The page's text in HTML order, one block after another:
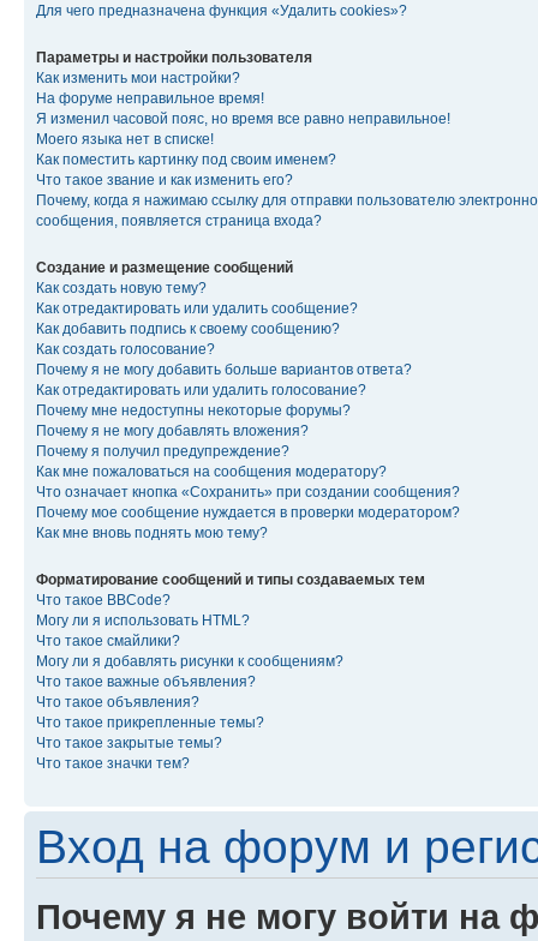
Для чего предназначена функция «Удалить cookies»?
Параметры и настройки пользователя
Как изменить мои настройки?
На форуме неправильное время!
Я изменил часовой пояс, но время все равно неправильное!
Моего языка нет в списке!
Как поместить картинку под своим именем?
Что такое звание и как изменить его?
Почему, когда я нажимаю ссылку для отправки пользователю
сообщения, появляется страница входа?
Создание и размещение сообщений
Как создать новую тему?
Как отредактировать или удалить сообщение?
Как добавить подпись к своему сообщению?
Как создать голосование?
Почему я не могу добавить больше вариантов ответа?
Как отредактировать или удалить голосование?
Почему мне недоступны некоторые форумы?
Почему я не могу добавлять вложения?
Почему я получил предупреждение?
Как мне пожаловаться на сообщения модератору?
Что означает кнопка «Сохранить» при создании сообщения?
Почему мое сообщение нуждается в проверки модератором?
Как мне вновь поднять мою тему?
Форматирование сообщений и типы создаваемых тем
Что такое BBCode?
Могу ли я использовать HTML?
Что такое смайлики?
Могу ли я добавлять рисунки к сообщениям?
Что такое важные объявления?
Что такое объявления?
Что такое прикрепленные темы?
Что такое закрытые темы?
Что такое значки тем?
Вход на форум и
Почему я не могу войти на